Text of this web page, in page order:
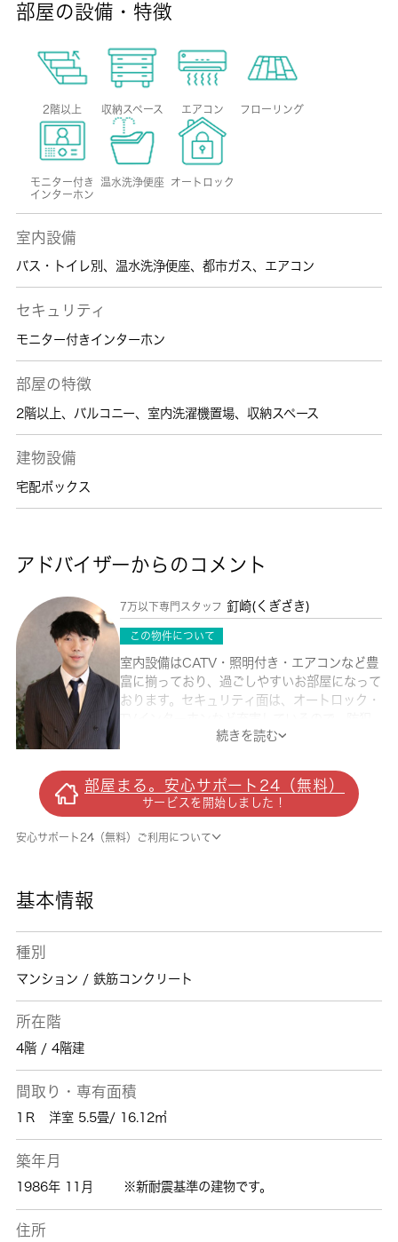
部屋の設備・特徴
2階以上 収納スペース エアコン フローリング
モニター付き
インターホン
温水洗浄便座 オートロック
室内設備
バス・トイレ別 、 温水洗浄便座、 都市ガス、 エアコン
セキュリティ
モニター付きインターホン
部屋の特徴
2階以上、 バルコニー、 室内洗濯機置場、 収納スペース
建物設備
宅配ボックス
アドバイザーからのコメント
7万以下専門スタッフ 釘崎(くぎざき)
この物件について
室内設備はCATV・照明付き・エアコンなど豊
富に揃っており、過ごしやすいお部屋になって
おります。セキュリティ面は、オートロック・
対策もばっちりです。収納はクロゼット・シュ
整理がしやすく便利です。駐輪場が併設されて
いる物件です。外装もおしゃれで快適な生活を
おくることができるマンションです。ワンルー
ムの物件なので、一人暮らしの方にもおすすめ
続きを読む
部屋まる。安心サポート24（無料）
サービスを開始しました！
安心サポート24（無料）ご利用について
基本情報
種別
マンション / 鉄筋コンクリート
所在階
4階 / 4階建
間取り・専有面積
1Ｒ 洋室 5.5畳/ 16.12㎡
築年月
1986年 11月 ※新耐震基準の建物です。
住所